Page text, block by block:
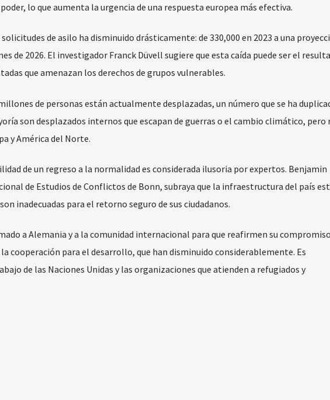
lo que aumenta la urgencia de una respuesta europea más efectiva.
de asilo ha disminuido drásticamente: de 330,000 en 2023 a una
de 2026. El investigador Franck Düvell sugiere que esta caída puede ser el
que amenazan los derechos de grupos vulnerables.
de personas están actualmente desplazadas, un número que se ha
son desplazados internos que escapan de guerras o el cambio climático, pero
y América del Norte.
de un regreso a la normalidad es considerada ilusoria por expertos. Benjamin
de Estudios de Conflictos de Bonn, subraya que la infraestructura del país
inadecuadas para el retorno seguro de sus ciudadanos.
a Alemania y a la comunidad internacional para que reafirmen su compromiso
cooperación para el desarrollo, que han disminuido considerablemente. Es
de las Naciones Unidas y las organizaciones que atienden a refugiados y